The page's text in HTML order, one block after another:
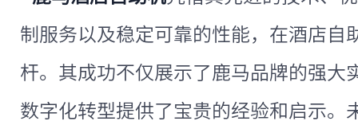
制服务以及稳定可靠的性能，在酒店自
杆。其成功不仅展示了鹿马品牌的强大
数字化转型提供了宝贵的经验和启示。